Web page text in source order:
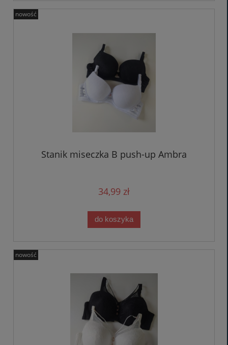
Stanik miseczka B push-up Ambra
34,99 zł
do koszyka
nowość
nowość